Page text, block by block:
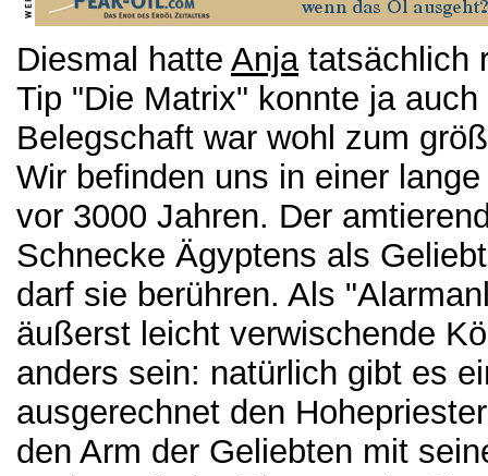
Diesmal hatte Anjatatsächlich
Tip "Die Matrix" konnte ja
Belegschaft war wohl zum
Wir befinden uns in einer
vor 3000 Jahren. Der
Schnecke Ägyptens als
darf sie berühren. Als
äußerst leicht verwischende
anders sein: natürlich gibt es
ausgerechnet den
den Arm der Geliebten mit